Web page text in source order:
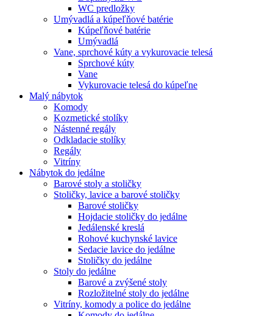
WC predložky
Umývadlá a kúpeľňové batérie
Kúpeľňové batérie
Umývadlá
Vane, sprchové kúty a vykurovacie telesá
Sprchové kúty
Vane
Vykurovacie telesá do kúpeľne
Malý nábytok
Komody
Kozmetické stolíky
Nástenné regály
Odkladacie stolíky
Regály
Vitríny
Nábytok do jedálne
Barové stoly a stoličky
Stoličky, lavice a barové stoličky
Barové stoličky
Hojdacie stoličky do jedálne
Jedálenské kreslá
Rohové kuchynské lavice
Sedacie lavice do jedálne
Stoličky do jedálne
Stoly do jedálne
Barové a zvýšené stoly
Rozložitelné stoly do jedálne
Vitríny, komody a police do jedálne